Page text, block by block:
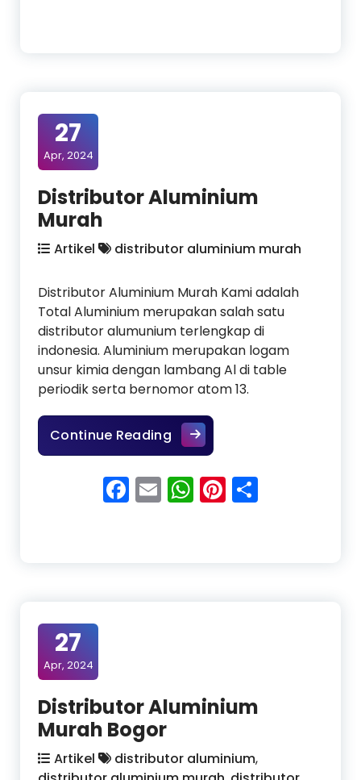
27
Apr, 2024
Distributor Aluminium
Murah
Artikel distributor aluminium murah
Distributor Aluminium Murah Kami adalah
Total Aluminium merupakan salah satu
distributor alumunium terlengkap di
indonesia. Aluminium merupakan logam
unsur kimia dengan lambang Al di table
periodik serta bernomor atom 13.
Continue ReadingDistributor Aluminium
Facebook
EmailWhatsApp
Pinterest
27
Apr, 2024
Distributor Aluminium
Murah Bogor
Artikel distributor aluminium,